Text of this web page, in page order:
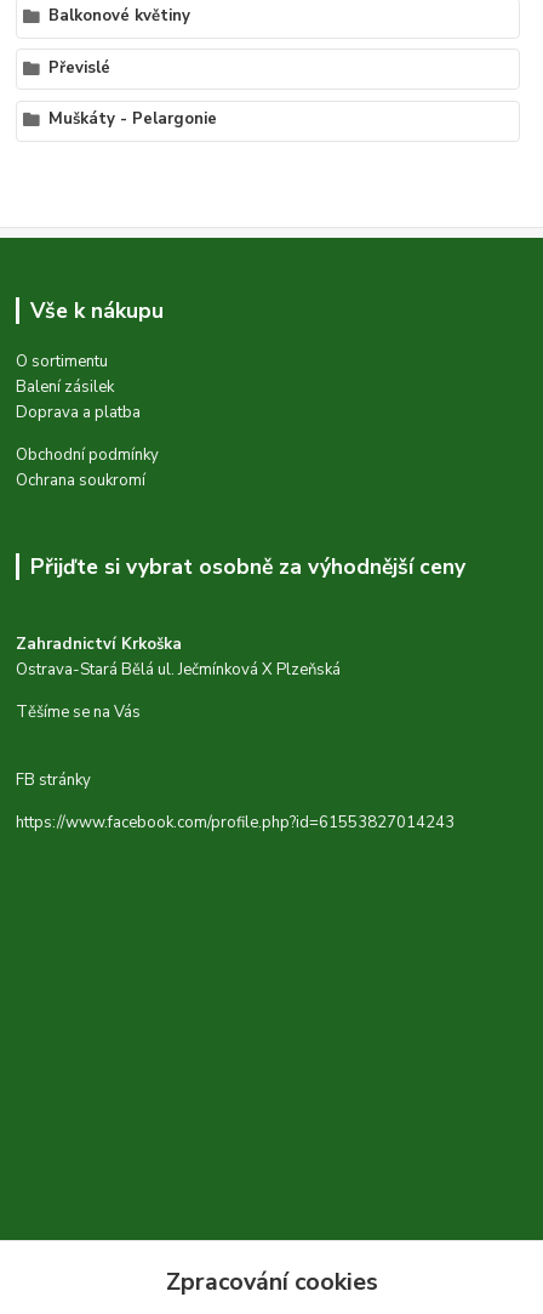
Balkonové květiny
Převislé
Muškáty - Pelargonie
Vše k nákupu
O sortimentu
Balení zásilek
Doprava a platba
Obchodní podmínky
Ochrana soukromí
Přijďte si vybrat osobně za výhodnější ceny
Zahradnictví Krkoška
Ostrava-Stará Bělá ul. Ječmínková X Plzeňská
Těšíme se na Vás
FB stránky
https://www.facebook.com/profile.php?id=61553827014243
Zpracování cookies